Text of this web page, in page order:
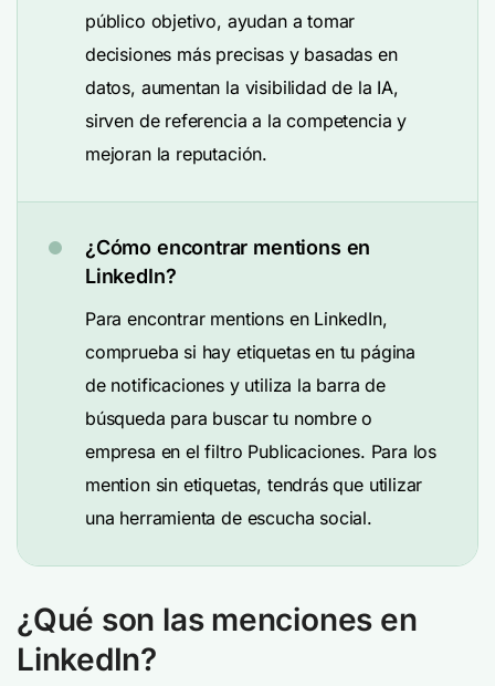
público objetivo, ayudan a tomar
decisiones más precisas y basadas en
datos, aumentan la visibilidad de la IA,
sirven de referencia a la competencia y
mejoran la reputación.
¿Cómo encontrar mentions en
LinkedIn?
Para encontrar mentions en LinkedIn,
comprueba si hay etiquetas en tu página
de notificaciones y utiliza la barra de
búsqueda para buscar tu nombre o
empresa en el filtro Publicaciones. Para los
mention sin etiquetas, tendrás que utilizar
una herramienta de escucha social.
¿Qué son las menciones en
LinkedIn?